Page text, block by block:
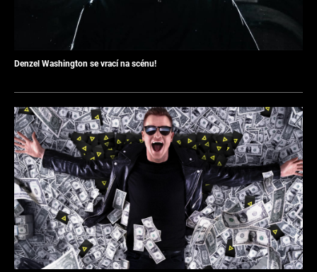
Denzel Washington se vrací na scénu!